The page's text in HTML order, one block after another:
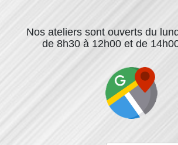
Nos ateliers sont ouverts du
de 8h30 à 12h00 et de